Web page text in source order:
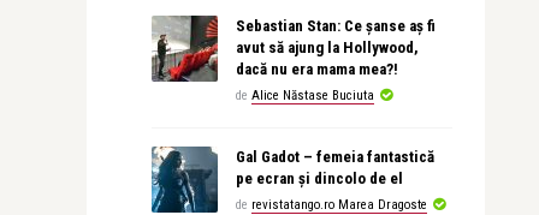
Sebastian Stan: Ce șanse aș fi
avut să ajung la Hollywood,
dacă nu era mama mea?!
de Alice Năstase Buciuta
Gal Gadot – femeia fantastică
pe ecran și dincolo de el
de revistatango.ro Marea Dragoste